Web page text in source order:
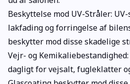
Beskyttelse mod UV-Stråler:
lakfading og forringelse af
beskytter mod disse skadelige
Vejr- og
dagligt for vejsalt, fugleklatter